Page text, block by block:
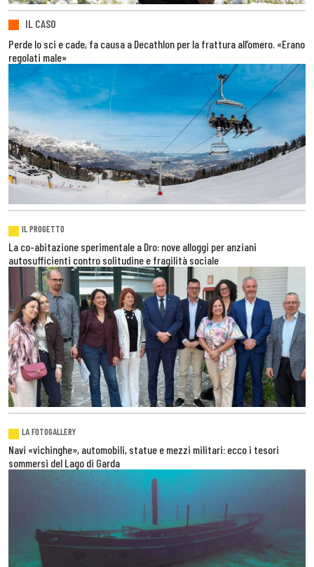
IL CASO
Perde lo sci e cade, fa causa a Decathlon per la frattura all’omero. «Erano
regolati male»
IL PROGETTO
La co-abitazione sperimentale a Dro: nove alloggi per anziani
autosufficienti contro solitudine e fragilità sociale
LA FOTOGALLERY
Navi «vichinghe», automobili, statue e mezzi militari: ecco i tesori
sommersi del Lago di Garda